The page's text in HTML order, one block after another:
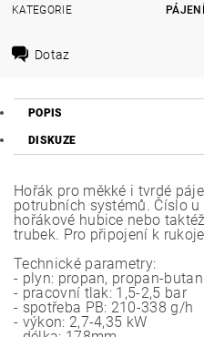
KATEGORIE
Dotaz
POPIS
DISKUZE
Hořák pro měkké i tvrdé
potrubních systémů. Číslo
hořákové hubice nebo
trubek. Pro připojení k
Technické parametry:
- plyn: propan, propan-butan
- pracovní tlak: 1,5-2,5 bar
- spotřeba PB: 210-338 g/h
- výkon: 2,7-4,35 kW